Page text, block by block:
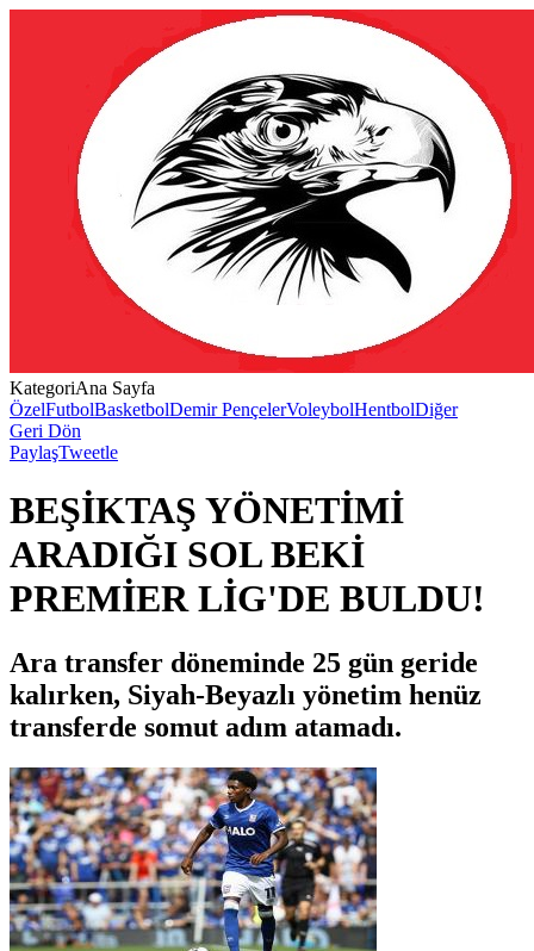
KategoriAna Sayfa
ÖzelFutbolBasketbolDemir PençelerVoleybolHentbolDiğer
Geri Dön
PaylaşTweetle
BEŞİKTAŞ YÖNETİMİ
ARADIĞI SOL BEKİ
PREMİER LİG'DE BULDU!
Ara transfer döneminde 25 gün geride
kalırken, Siyah-Beyazlı yönetim henüz
transferde somut adım atamadı.